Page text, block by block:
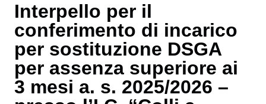
Interpello per il
conferimento di incarico
per sostituzione DSGA
per assenza superiore ai
3 mesi a. s. 2025/2026 –